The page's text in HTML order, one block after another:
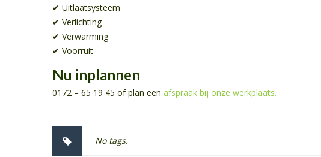
✔ Uitlaatsysteem
✔ Verlichting
✔ Verwarming
✔ Voorruit
Nu inplannen
0172 – 65 19 45 of plan een afspraak bij onze werkplaats.
No tags.